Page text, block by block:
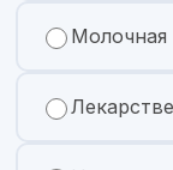
Молочная